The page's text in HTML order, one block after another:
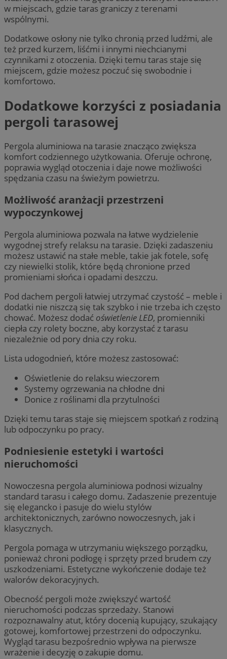
w miejscach, gdzie taras graniczy z terenami
wspólnymi.
Dodatkowe osłony nie tylko chronią przed ludźmi, ale
też przed kurzem, liśćmi i innymi niechcianymi
czynnikami z otoczenia. Dzięki temu taras staje się
miejscem, gdzie możesz poczuć się swobodnie i
komfortowo.
Dodatkowe korzyści z posiadania
pergoli tarasowej
Pergola aluminiowa na tarasie znacząco zwiększa
komfort codziennego użytkowania. Oferuje ochronę,
poprawia wygląd otoczenia i daje nowe możliwości
spędzania czasu na świeżym powietrzu.
Możliwość aranżacji przestrzeni
wypoczynkowej
Pergola aluminiowa pozwala na łatwe wydzielenie
wygodnej strefy relaksu na tarasie. Dzięki zadaszeniu
możesz ustawić na stałe meble, takie jak fotele, sofę
czy niewielki stolik, które będą chronione przed
promieniami słońca i opadami deszczu.
Pod dachem pergoli łatwiej utrzymać czystość – meble i
dodatki nie niszczą się tak szybko i nie trzeba ich często
chować. Możesz dodać oświetlenie LED, promienniki
ciepła czy rolety boczne, aby korzystać z tarasu
niezależnie od pory dnia czy roku.
Lista udogodnień, które możesz zastosować:
Oświetlenie do relaksu wieczorem
Systemy ogrzewania na chłodne dni
Donice z roślinami dla przytulności
Dzięki temu taras staje się miejscem spotkań z rodziną
lub odpoczynku po pracy.
Podniesienie estetyki i wartości
nieruchomości
Nowoczesna pergola aluminiowa podnosi wizualny
standard tarasu i całego domu. Zadaszenie prezentuje
się elegancko i pasuje do wielu stylów
architektonicznych, zarówno nowoczesnych, jak i
klasycznych.
Pergola pomaga w utrzymaniu większego porządku,
ponieważ chroni podłogę i sprzęty przed brudem czy
uszkodzeniami. Estetyczne wykończenie dodaje też
walorów dekoracyjnych.
Obecność pergoli może zwiększyć wartość
nieruchomości podczas sprzedaży. Stanowi
rozpoznawalny atut, który docenią kupujący, szukający
gotowej, komfortowej przestrzeni do odpoczynku.
Wygląd tarasu bezpośrednio wpływa na pierwsze
wrażenie i decyzję o zakupie domu.